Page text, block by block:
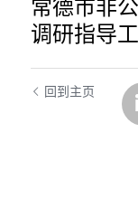
常德市非
调研指导
回到主页